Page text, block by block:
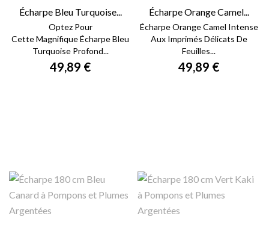
Écharpe Bleu Turquoise...
Optez Pour
Cette Magnifique Écharpe Bleu
Turquoise Profond...
49,89 €
Écharpe Orange Camel...
Écharpe Orange Camel Intense
Aux Imprimés Délicats De
Feuilles...
49,89 €